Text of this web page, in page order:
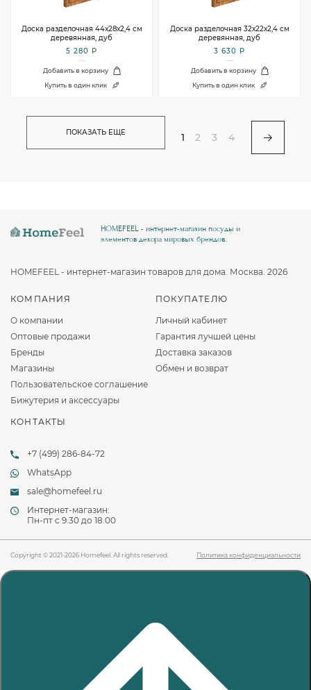
Доска разделочная 44х28х2,4 см
деревянная, дуб
5 280 Р
Добавить в корзину
Купить в один клик
Доска разделочная 32х22х2,4 см
деревянная, дуб
3 630 Р
Добавить в корзину
Купить в один клик
ПОКАЗАТЬ ЕЩЕ 1 2 3 4
КОМПАНИЯ
О компании
Оптовые продажи
Бренды
Магазины
Пользовательское соглашение
Бижутерия и аксессуары
ПОКУПАТЕЛЮ
Личный кабинет
Гарантия лучшей цены
Доставка заказов
Обмен и возврат
КОНТАКТЫ
+7 (499) 286-84-72
WhatsApp
sale@homefeel.ru
Интернет-магазин:
Пн-пт c 9.30 до 18.00
HOMEFEEL - интернет-магазин посуды и
элементов декора мировых брендов.
HOMEFEEL - интернет-магазин товаров для дома. Москва. 2026
Copyright © 2021-2026 Homefeel. All rights reserved. Политика конфиденциальности